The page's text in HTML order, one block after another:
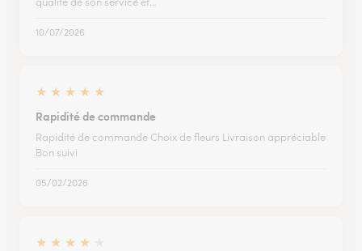
10/07/2026
★ ★ ★ ★ ★
Rapidité de commande
Rapidité de commande Choix de fleurs Livraison appréciable
Bon suivi
05/02/2026
★ ★ ★ ★